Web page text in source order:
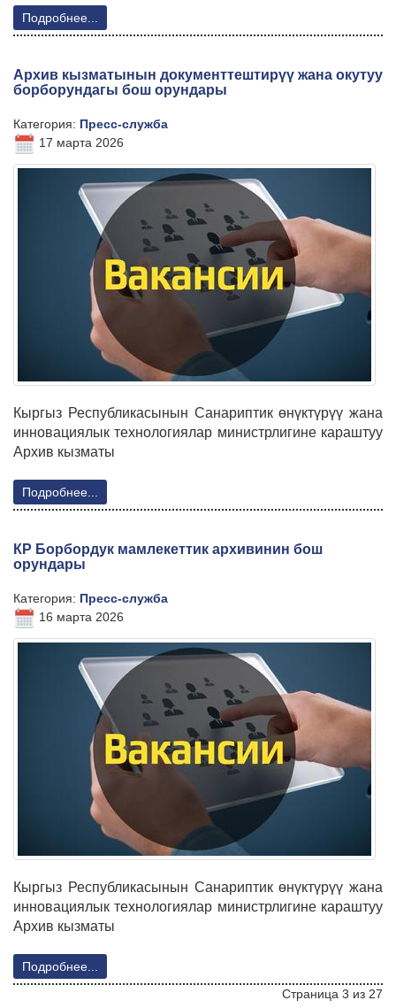
Подробнее...
Архив кызматынын документтештирүү жана окутуу
борборундагы бош орундары
Категория: Пресс-служба
17 марта 2026
Кыргыз Республикасынын Санариптик өнүктүрүү жана
инновациялык технологиялар министрлигине караштуу
Архив кызматы
Подробнее...
КР Борбордук мамлекеттик архивинин бош
орундары
Категория: Пресс-служба
16 марта 2026
Кыргыз Республикасынын Санариптик өнүктүрүү жана
инновациялык технологиялар министрлигине караштуу
Архив кызматы
Подробнее...
Страница 3 из 27